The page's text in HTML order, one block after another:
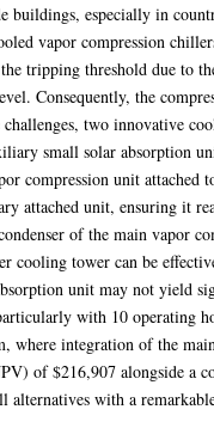
especially in
vapor compression
tripping threshold due to
Consequently, the
two innovative
small solar absorption
compression unit attached
attached unit, ensuring it
of the main vapor
cooling tower can be
unit may not yield
with 10 operating
where integration of the
of $216,907 alongside a
alternatives with a